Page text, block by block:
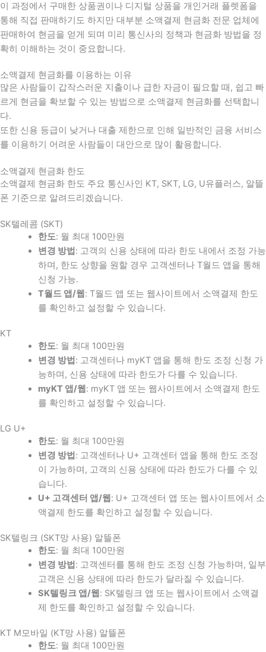
이 과정에서 구매한 상품권이나 디지털 상품을 개인거래 플렛폼을
통해 직접 판매하기도 하지만 대부분 소액결제 현금화 전문 업체에
판매하여 현금을 얻게 되며 미리 통신사의 정책과 현금화 방법을 정
확히 이해하는 것이 중요합니다.
소액결제 현금화를 이용하는 이유
많은 사람들이 갑작스러운 지출이나 급한 자금이 필요할 때 , 쉽고 빠
르게 현금을 확보할 수 있는 방법으로 소액결제 현금화를 선택합니
다.
또한 신용 등급이 낮거나 대출 제한으로 인해 일반적인 금융 서비스
를 이용하기 어려운 사람들이 대안으로 많이 활용합니다.
소액결제 현금화 한도
소액결제 현금화 한도 주요 통신사인 KT, SKT, LG, U유플러스, 알뜰
폰 기준으로 알려드리겠습니다.
SK텔레콤 (SKT)
한도: 월 최대 100만원
변경 방법 : 고객의 신용 상태에 따라 한도 내에서 조정 가능
하며, 한도 상향을 원할 경우 고객센터나 T월드 앱을 통해
신청 가능.
T월드 앱/웹 : T월드 앱 또는 웹사이트에서 소액결제 한도
를 확인하고 설정할 수 있습니다.
KT
한도: 월 최대 100만원
변경 방법 : 고객센터나 myKT 앱을 통해 한도 조정 신청 가
능하며, 신용 상태에 따라 한도가 다를 수 있습니다.
myKT 앱/웹 : myKT 앱 또는 웹사이트에서 소액결제 한도
를 확인하고 설정할 수 있습니다.
LG U+
한도: 월 최대 100만원
변경 방법 : 고객센터나 U+ 고객센터 앱을 통해 한도 조정
이 가능하며, 고객의 신용 상태에 따라 한도가 다를 수 있
습니다.
U+ 고객센터 앱/웹 : U+ 고객센터 앱 또는 웹사이트에서 소
액결제 한도를 확인하고 설정할 수 있습니다.
SK텔링크 (SKT망 사용) 알뜰폰
한도: 월 최대 100만원
변경 방법 : 고객센터를 통해 한도 조정 신청 가능하며, 일부
고객은 신용 상태에 따라 한도가 달라질 수 있습니다.
SK텔링크 앱/웹 : SK텔링크 앱 또는 웹사이트에서 소액결
제 한도를 확인하고 설정할 수 있습니다.
KT M모바일 (KT망 사용) 알뜰폰
한도: 월 최대 100만원